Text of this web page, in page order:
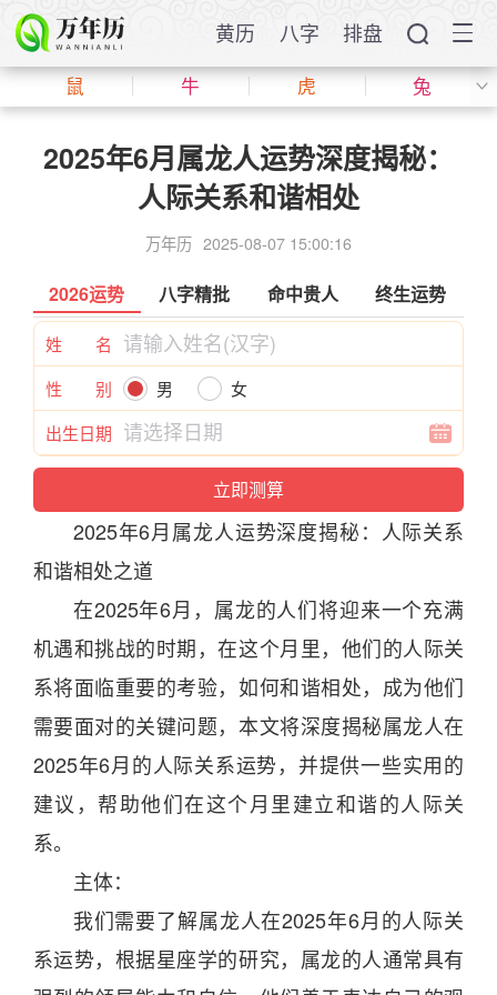
黄历 八字 排盘
鼠 牛 虎 兔
2025年6月属龙人运势深度揭秘：
人际关系和谐相处
万年历 2025-08-07 15:00:16
2026运势 八字精批 命中贵人 终生运势
姓 名
性 别
男
女
出生日期
2025年6月属龙人运势深度揭秘：人际关系
和谐相处之道
在2025年6月 ，属龙的人们将迎来一个充满
机遇和挑战的时期，在这个月 里，他们的人际关
系将面临重要的考验，如何和谐相处，成为他们
需要面对的关键问题，本文将深度揭秘属龙人在
2025年6月的人际关系运势，并提供一些实用的
建议，帮助他们在这个月 里建立和谐的人际关
系。
主体：
我们需要了解属龙人在2025年6月的人际关
系运势，根据星座学的研究，属龙的人通常具有